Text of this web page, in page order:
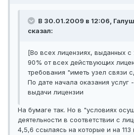
В 30.01.2009 в 12:06,
сказал:
[Во всех лицензиях, выданных
90% от всех действующих
требования "иметь узел связи
По дате начала оказания услуг
выдачи лицензии
На бумаге так. Но в "условиях
деятельности в соответствии с
4,5,6 ссылаясь на которые и на